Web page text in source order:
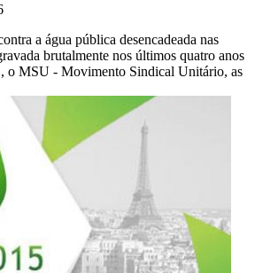
a água pública desencadeada nas
brutalmente nos últimos quatro anos
o MSU - Movimento Sindical Unitário, as